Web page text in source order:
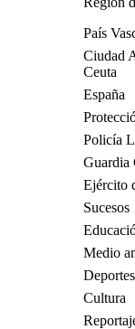
País
Ciudad
Ceuta
España
Policía
Guardia
Ejército
Sucesos
Medio
Deportes
Cultura